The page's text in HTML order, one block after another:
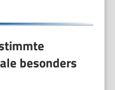
besonders